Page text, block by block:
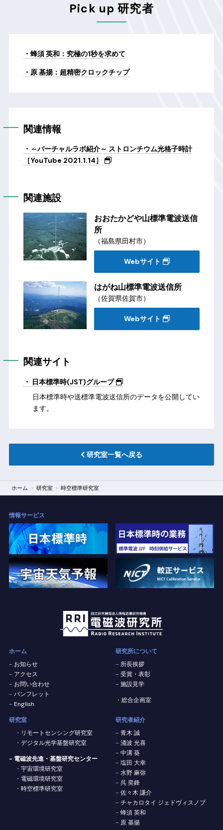
Pick up 研究者
蜂須 英和：究極の1秒を求めて
原 基揚：超精密クロックチップ
関連情報
～バーチャルラボ紹介～ ストロンチウム光格子時計
［YouTube 2021.1.14］
関連施設
おおたかどや山標準電波送信
所
（福島県田村市）
Webサイト
はがね山標準電波送信所
（佐賀県佐賀市）
Webサイト
関連サイト
日本標準時(JST)グループ
日本標準時や送標準電波送信所のデータを公開してい
ます。
研究室一覧へ戻る
ホーム 研究室 時空標準研究室
情報サービス
ホーム
お知らせ
アクセス
お問い合わせ
パンフレット
English
研究所について
所長挨拶
受賞・表彰
施設見学
総合企画室
研究室
リモートセンシング研究室
デジタル光学基盤研究室
- 電磁波先進・基盤研究センター
宇宙環境研究室
電磁環境研究室
時空標準研究室
研究者紹介
青木 誠
涌波 光喜
中溝 葵
塩田 大幸
水野 麻弥
呉 奕鋒
佐々木 謙介
チャカロタイ ジェドヴィスノプ
蜂須 英和
原 基揚